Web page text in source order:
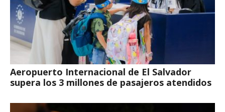
Aeropuerto Internacional de El Salvador
supera los 3 millones de pasajeros atendidos